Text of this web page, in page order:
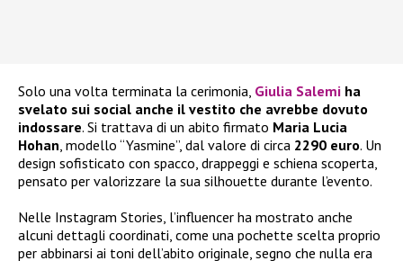
Solo una volta terminata la cerimonia, Giulia Salemi ha
svelato sui social anche il vestito che avrebbe dovuto
indossare. Si trattava di un abito firmato Maria Lucia
Hohan , modello “Yasmine”, dal valore di circa 2290 euro. Un
design sofisticato con spacco, drappeggi e schiena scoperta,
pensato per valorizzare la sua silhouette durante l’evento.
Nelle Instagram Stories, l’influencer ha mostrato anche
alcuni dettagli coordinati, come una pochette scelta proprio
per abbinarsi ai toni dell’abito originale, segno che nulla era